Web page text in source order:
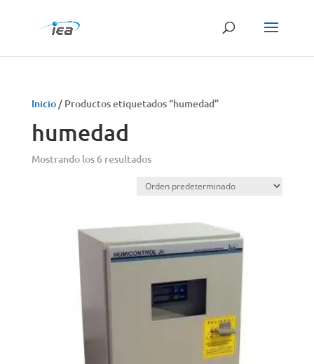
Inicio/ Productos etiquetados “humedad”
humedad
Mostrando los 6 resultados